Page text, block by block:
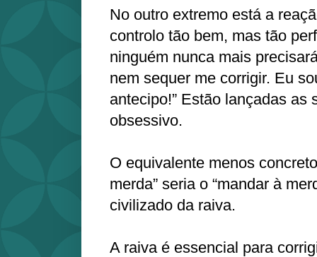
No outro extremo está a
controlo tão bem, mas tão
ninguém nunca mais
nem sequer me corrigir. Eu
antecipo!” Estão lançadas as
obsessivo.
O equivalente menos
merda” seria o “mandar à
civilizado da raiva.
A raiva é essencial para